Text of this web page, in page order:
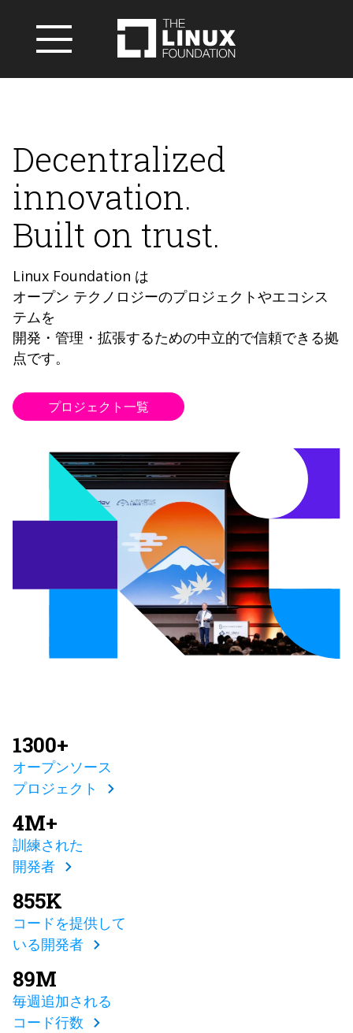
Decentralized
innovation.
Built on trust.
Linux Foundation は
オープン テクノロジーのプロジェクトやエコシス
テムを
開発・管理・拡張するための中立的で信頼できる拠
点です。
プロジェクト一覧
1300+
オープンソース
プロジェクト
4M+
訓練された
開発者
855K
コードを提供して
いる開発者
89M
毎週追加される
コード行数